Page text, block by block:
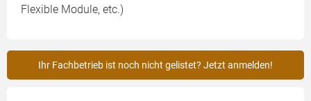
Flexible Module, etc.)
Ihr Fachbetrieb ist noch nicht gelistet? Jetzt anmelden!